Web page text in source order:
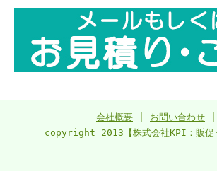
会社概要 お問い合わせ
copyright 2013【株式会社KPI：販促